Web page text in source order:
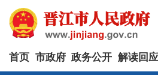
首页 市政府 政务公开 解读回应